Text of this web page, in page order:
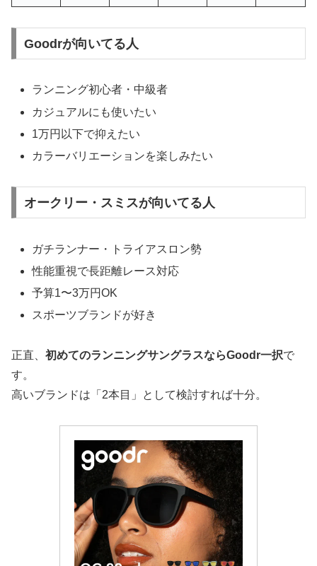
Goodrが向いてる人
ランニング初心者・中級者
カジュアルにも使いたい
1万円以下で抑えたい
カラーバリエーションを楽しみたい
オークリー・スミスが向いてる人
ガチランナー・トライアスロン勢
性能重視で長距離レース対応
予算1〜3万円OK
スポーツブランドが好き
正直、 初めてのランニングサングラスならGoodr一択で
す。
高いブランドは「2本目」として検討すれば十分。